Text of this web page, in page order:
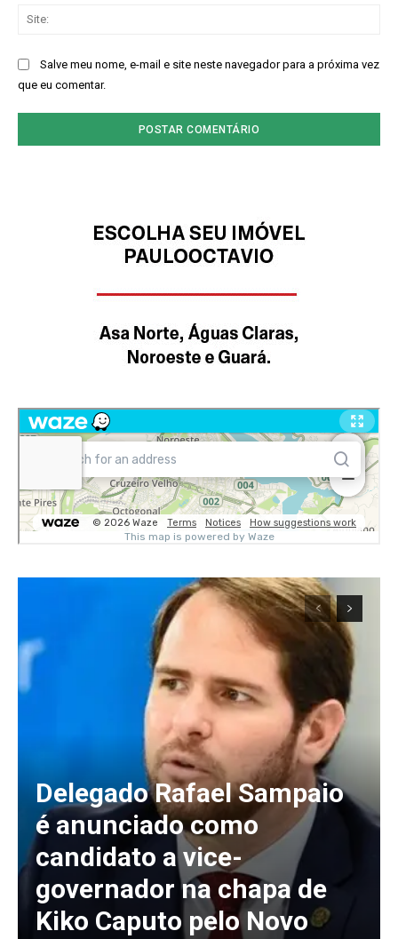
Salve meu nome, e-mail e site neste navegador para a próxima vez
que eu comentar.
Delegado Rafael Sampaio
é anunciado como
candidato a vice-
governador na chapa de
Kiko Caputo pelo Novo